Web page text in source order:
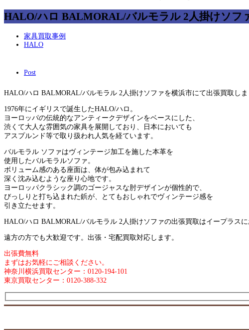
HALO/ハロ BALMORAL/バルモラル 2人掛けソフ
家具買取事例
HALO
Post
HALO/ハロ BALMORAL/バルモラル 2人掛けソファを横浜市にて出張買取しま
1976年にイギリスで誕生したHALO/ハロ。
ヨーロッパの伝統的なアンティークデザインをベースにした、
渋くて大人な雰囲気の家具を展開しており、日本においても
アスプルンド等で取り扱われ人気を経ています。
バルモラル ソファはヴィンテージ加工を施した本革を
使用したバルモラルソファ。
ボリューム感のある座面は、体が包み込まれて
深く沈み込むような座り心地です。
ヨーロッパクラシック調のゴージャスな肘デザインが個性的で、
びっしりと打ち込まれた鋲が、とてもおしゃれでヴィンテージ感を
引き立たせます。
HALO/ハロ BALMORAL/バルモラル 2人掛けソファの出張買取はイープラスに
遠方の方でも大歓迎です。出張・宅配買取対応します。
出張費無料
まずはお気軽にご相談ください。
神奈川横浜買取センター：0120-194-101
東京買取センター：0120-388-332